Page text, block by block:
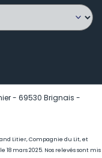
- 69530 Brignais -
Litier, Compagnie du Lit, et
mars 2025. Nos relevés sont mis